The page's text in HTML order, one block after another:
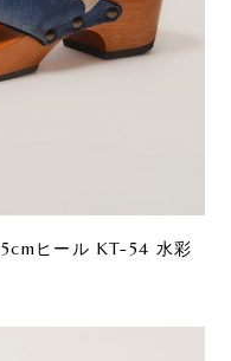
ヒール KT-54 水彩